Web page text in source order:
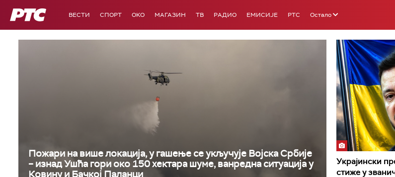
РТС ВЕСТИ СПОРТ OKO МАГАЗИН ТВ РАДИО ЕМИСИЈЕ РТС Остало
Пожари на више локација, у гашење се укључује Војска Србије
– изнад Ушћа гори око 150 хектара шуме, ванредна ситуација у
Ковину и Бачкој Паланци
Украјински
стиже у